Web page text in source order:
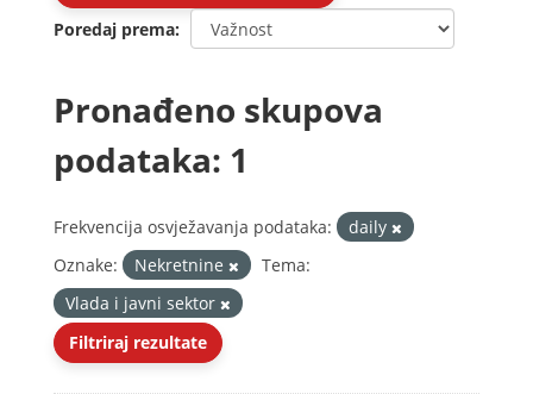
Poredaj prema
Pronađeno skupova
podataka: 1
Frekvencija osvježavanja podataka:
daily
Oznake:
Nekretnine
Tema:
Vlada i javni sektor
Filtriraj rezultate